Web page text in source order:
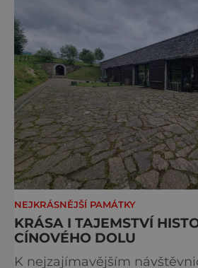
stavbou. [gallery ids="917
NEJKRÁSNĚJŠÍ PAMÁTKY
KRÁSA I TAJEMSTVÍ
CÍNOVÉHO DOLU
K nejzajímavějším